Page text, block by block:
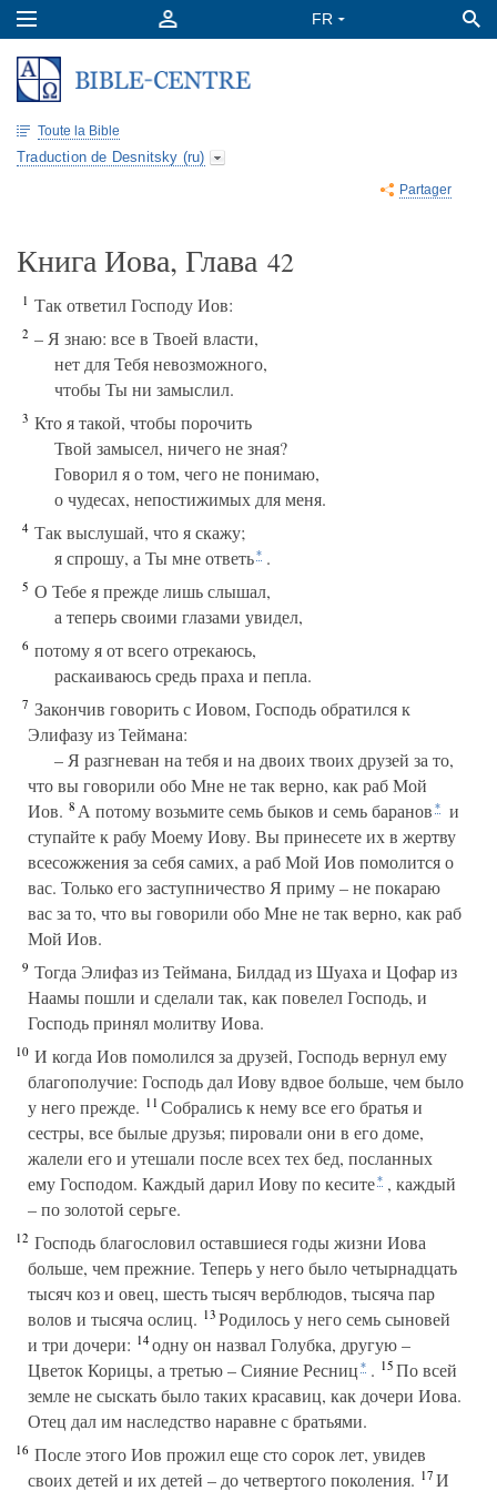
Toute la Bible
Traduction de Desnitsky (ru)
Partager
Книга Иова, Глава 42
1 Так ответил Господу Иов:
2 – Я знаю: все в Твоей власти,
нет для Тебя невозможного,
чтобы Ты ни замыслил.
3 Кто я такой, чтобы порочить
Твой замысел, ничего не зная?
Говорил я о том, чего не понимаю,
о чудесах, непостижимых для меня.
4 Так выслушай, что я скажу;
я спрошу, а Ты мне ответь* .
5 О Тебе я прежде лишь слышал,
а теперь своими глазами увидел,
6 потому я от всего отрекаюсь,
раскаиваюсь средь праха и пепла.
7 Закончив говорить с Иовом, Господь обратился к
Элифазу из Теймана:
– Я разгневан на тебя и на двоих твоих друзей за то,
что вы говорили обо Мне не так верно, как раб Мой
Иов. 8А потому возьмите семь быков и семь баранов *
и
ступайте к рабу Моему Иову. Вы принесете их в жертву
всесожжения за себя самих, а раб Мой Иов помолится о
вас. Только его заступничество Я приму – не покараю
вас за то, что вы говорили обо Мне не так верно, как раб
Мой Иов.
9 Тогда Элифаз из Теймана, Билдад из Шуаха и Цофар из
Наамы пошли и сделали так, как повелел Господь, и
Господь принял молитву Иова.
10 И когда Иов помолился за друзей, Господь вернул ему
благополучие: Господь дал Иову вдвое больше, чем было
у него прежде. 11Собрались к нему все его братья и
сестры, все былые друзья; пировали они в его доме,
жалели его и утешали после всех тех бед, посланных
ему Господом. Каждый дарил Иову по кесите* , каждый
– по золотой серьге.
12 Господь благословил оставшиеся годы жизни Иова
больше, чем прежние. Теперь у него было четырнадцать
тысяч коз и овец, шесть тысяч верблюдов, тысяча пар
волов и тысяча ослиц. 13Родилось у него семь сыновей
и три дочери: 14одну он назвал Голубка, другую –
Цветок Корицы, а третью – Сияние Ресниц * . 15По всей
земле не сыскать было таких красавиц, как дочери Иова.
Отец дал им наследство наравне с братьями.
16 После этого Иов прожил еще сто сорок лет, увидев
своих детей и их детей – до четвертого поколения. 17И